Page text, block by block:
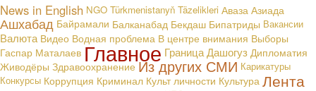
News in English NGO Türkmenistanyň Täzelikleri Аваза Азиада
Ашхабад Байрамали Балканабад Бекдаш Бипатриды Вакансии
Валюта Видео Водная проблема В центре внимания Выборы
Гаспар Маталаев Главное ГраницаДашогуз Дипломатия
Живодёры Здравоохранение Из других СМИ Карикатуры
Конкурсы Коррупция Криминал Культ личности Культура Лента